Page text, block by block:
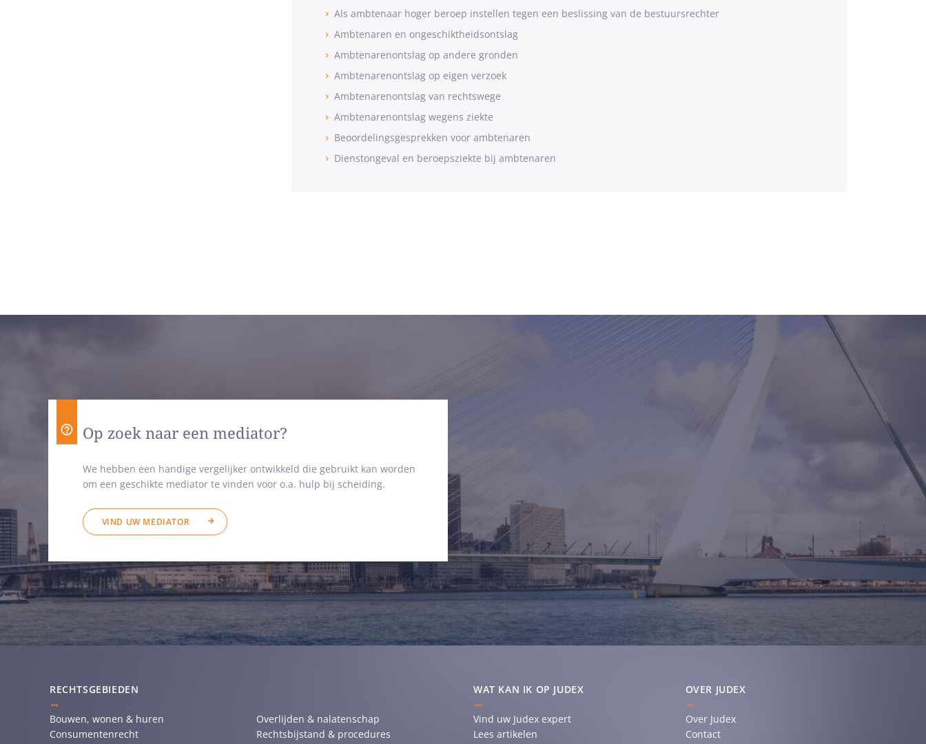
Als ambtenaar hoger beroep instellen tegen een beslissing van de bestuursrechter
Ambtenaren en ongeschiktheidsontslag
Ambtenarenontslag op andere gronden
Ambtenarenontslag op eigen verzoek
Ambtenarenontslag van rechtswege
Ambtenarenontslag wegens ziekte
Beoordelingsgesprekken voor ambtenaren
Dienstongeval en beroepsziekte bij ambtenaren
Op zoek naar een mediator?
We hebben een handige vergelijker ontwikkeld die gebruikt kan worden
om een geschikte mediator te vinden voor o.a. hulp bij scheiding.
VIND UW MEDIATOR
RECHTSGEBIEDEN
Bouwen, wonen & huren
Consumentenrecht
Overlijden & nalatenschap
Rechtsbijstand & procedures
WAT KAN IK OP JUDEX
Vind uw Judex expert
Lees artikelen
OVER JUDEX
Over Judex
Contact